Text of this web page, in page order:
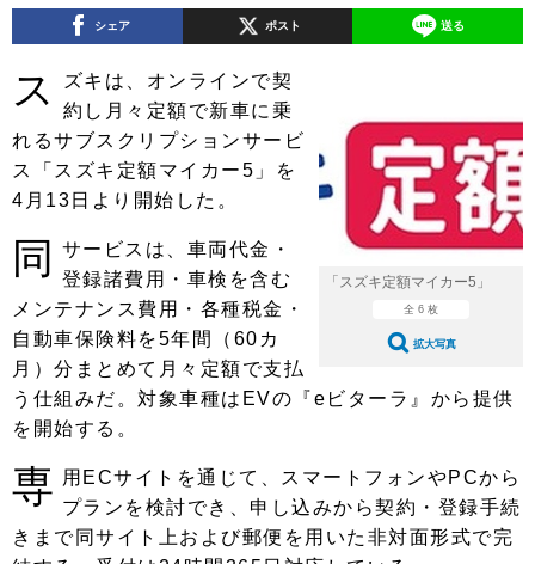
中国 四国
九州
注目の記事
ショップレポート 愛車 File
ストップ！不具合修理＆粗悪修理
鈑金・塗装
ディテイリング
洗車
ヘッドライト磨き コーティング
フィルム・ラッピング
小キズ直し 防錆
特集記事
ストップ 不具合修理＆粗悪修理
カーメーカー「旧車」関連プロジェ
クト
コラム
ショップ紹介
ショップレポート
レストア
カーメーカー「旧車」関連プロジ
インタビュー
イベント
イベント告知 イベントレポート
シェア ポスト 送る
「スズキ定額マイカー5」
全 6 枚
拡大写真
ス
ズキは、オンラインで契
約し月々定額で新車に乗
れるサブスクリプションサービ
ス「スズキ定額マイカー5」を
4月13日より開始した。
同
サービスは、車両代金・
登録諸費用・車検を含む
メンテナンス費用・各種税金・
自動車保険料を5年間（60カ
月）分まとめて月々定額で支払
う仕組みだ。対象車種はEVの『eビターラ』から提供
を開始する。
専 用ECサイトを通じて、スマートフォンやPCから
プランを検討でき、申し込みから契約・登録手続
きまで同サイト上および郵便を用いた非対面形式で完